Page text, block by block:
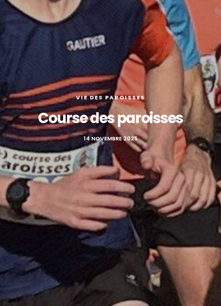
VIE DES PAROISSES
Course des paroisses
14 NOVEMBRE 2025